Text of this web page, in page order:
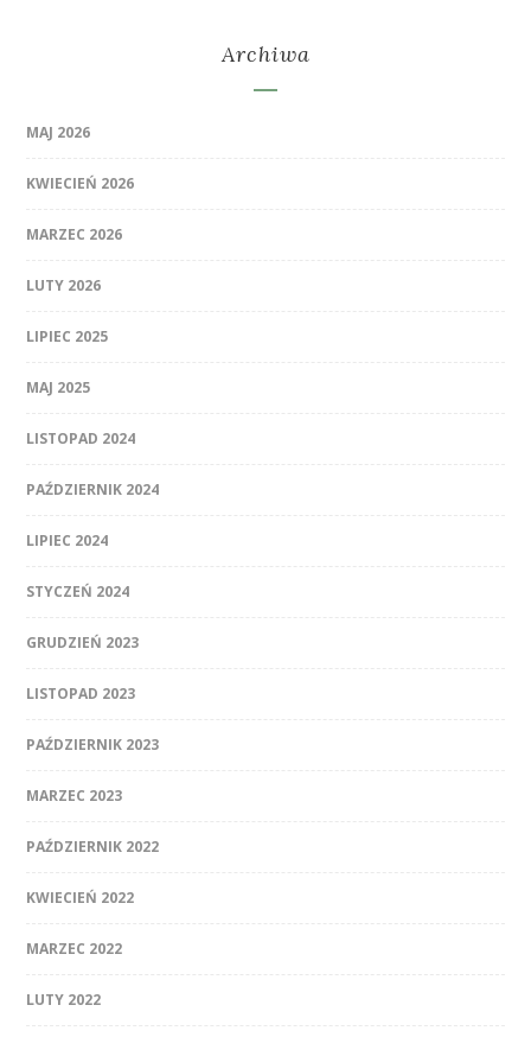
Archiwa
MAJ 2026
KWIECIEŃ 2026
MARZEC 2026
LUTY 2026
LIPIEC 2025
MAJ 2025
LISTOPAD 2024
PAŹDZIERNIK 2024
LIPIEC 2024
STYCZEŃ 2024
GRUDZIEŃ 2023
LISTOPAD 2023
PAŹDZIERNIK 2023
MARZEC 2023
PAŹDZIERNIK 2022
KWIECIEŃ 2022
MARZEC 2022
LUTY 2022